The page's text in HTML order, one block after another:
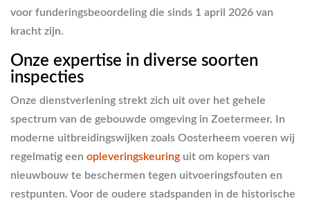
voor funderingsbeoordeling die sinds 1 april 2026 van
kracht zijn.
Onze expertise in diverse soorten
inspecties
Onze dienstverlening strekt zich uit over het gehele
spectrum van de gebouwde omgeving in Zoetermeer. In
moderne uitbreidingswijken zoals Oosterheem voeren wij
regelmatig een opleveringskeuring uit om kopers van
nieuwbouw te beschermen tegen uitvoeringsfouten en
restpunten. Voor de oudere stadspanden in de historische